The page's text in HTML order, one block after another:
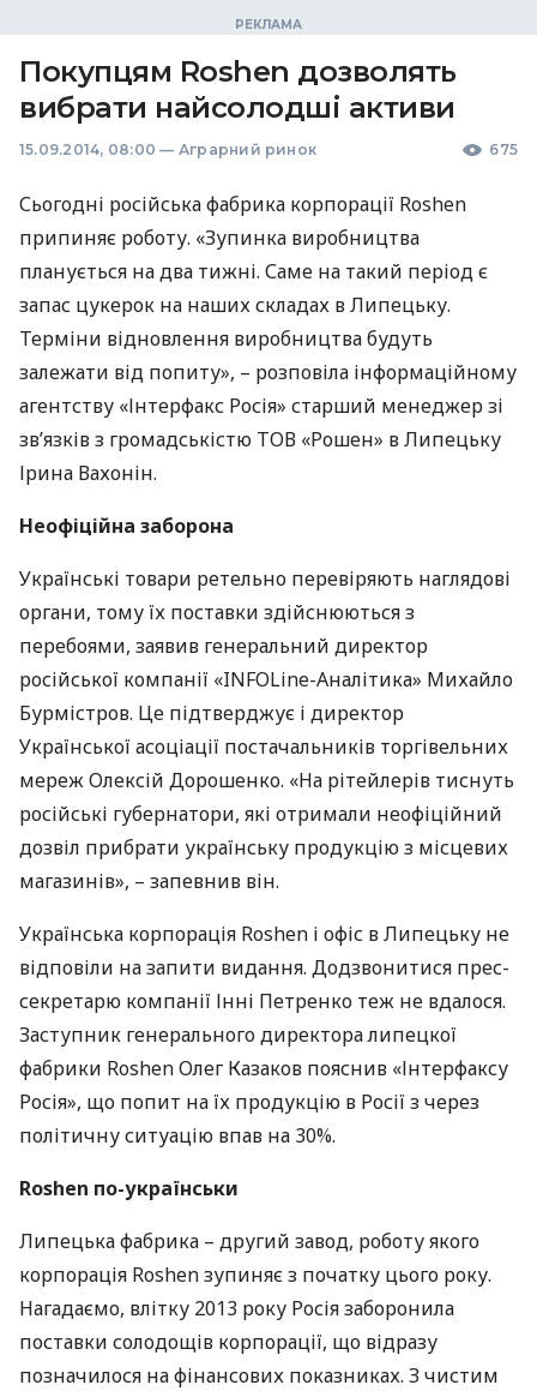
Покупцям Roshen дозволять
вибрати найсолодші активи
15.09.2014, 08:00 — Аграрний ринок 675
Сьогодні російська фабрика корпорації Roshen
припиняє роботу. «Зупинка виробництва
планується на два тижні. Саме на такий період є
запас цукерок на наших складах в Липецьку.
Терміни відновлення виробництва будуть
залежати від попиту», – розповіла інформаційному
агентству «Інтерфакс Росія» старший менеджер зі
зв’язків з громадськістю ТОВ «Рошен» в Липецьку
Ірина Вахонін.
Неофіційна заборона
Українські товари ретельно перевіряють наглядові
органи, тому їх поставки здійснюються з
перебоями, заявив генеральний директор
російської компанії «INFOLine-Аналітика» Михайло
Бурмістров. Це підтверджує і директор
Української асоціації постачальників торгівельних
мереж Олексій Дорошенко. «На рітейлерів тиснуть
російські губернатори, які отримали неофіційний
дозвіл прибрати українську продукцію з місцевих
магазинів», – запевнив він.
Українська корпорація Roshen і офіс в Липецьку не
відповіли на запити видання. Додзвонитися прес-
секретарю компанії Інні Петренко теж не вдалося.
Заступник генерального директора липецкої
фабрики Roshen Олег Казаков пояснив «Інтерфаксу
Росія», що попит на їх продукцію в Росії з через
політичну ситуацію впав на 30%.
Roshen по-українськи
Липецька фабрика – другий завод, роботу якого
корпорація Roshen зупиняє з початку цього року.
Нагадаємо, влітку 2013 року Росія заборонила
поставки солодощів корпорації, що відразу
позначилося на фінансових показниках. З чистим